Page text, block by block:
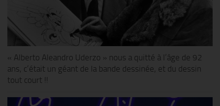
« Alberto Aleandro Uderzo » nous a quitté à l’âge de 92
ans, c’était un géant de la bande dessinée, et du dessin
tout court !!